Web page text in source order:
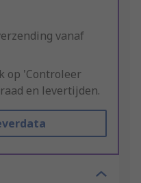
vanaf
op 'Controleer
en levertijden.